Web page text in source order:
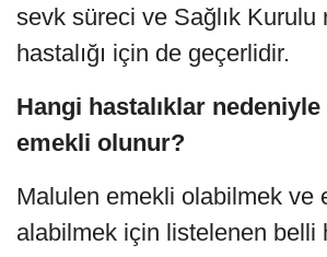
sevk süreci ve Sağlık Kurulu
hastalığı için de geçerlidir.
Hangi hastalıklar
emekli olunur?
Malulen emekli olabilmek ve
alabilmek için listelenen belli